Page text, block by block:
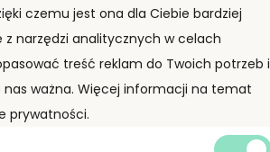
Kontener morski 12m
(40’HC)
XHCU5900443
czemu jest ona dla Ciebie bardziej
z narzędzi analitycznych w celach
treść reklam do Twoich potrzeb i
ważna. Więcej informacji na temat
prywatności.